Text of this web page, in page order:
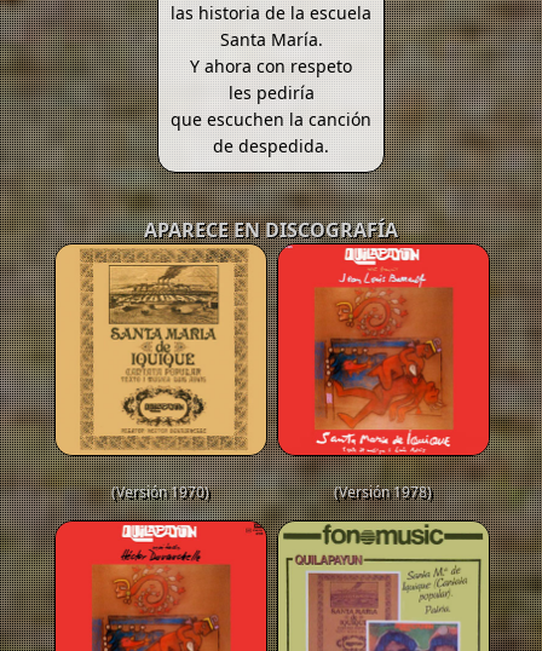
las historia de la escuela
Santa María.
Y ahora con respeto
les pediría
que escuchen la canción
de despedida.
APARECE EN DISCOGRAFÍA
(Versión 1970) (Versión 1978)